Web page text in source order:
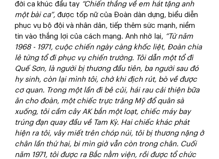
đời ca khúc đầu tay “Chiến thắng về em hát tặng anh
một bài ca”, được tốp nữ của Đoàn dàn dựng, biểu diễn
phục vụ bộ đội và nhân dân, tiếp thêm sức mạnh, niềm
tin vào thắng lợi của cách mạng. Anh nhớ lại, “Từ năm
1968 - 1971, cuộc chiến ngày càng khốc liệt, Đoàn chia
lẻ từng tổ đi phục vụ chiến trường. Tôi dẫn một tổ đi
Quế Sơn, là người bị thương đầu tiên, ba người sau đó
hy sinh, còn lại mình tôi, chờ khi địch rút, bò về được
cơ quan. Trong một lần đi bẻ củi, hái rau cải thiện bữa
ăn cho đoàn, một chiếc trực trăng Mỹ đổ quân sà
xuống, tôi cầm cây AK bắn một loạt, chiếc máy bay
trúng đạn quay đầu về Tam Kỳ. Hai chiếc khác phát
hiện ra tôi, vây miết trên chóp núi, tôi bị thương nặng ở
chân lần thứ hai, bi mìn giờ vẫn còn trong chân. Cuối
năm 1971, tôi được ra Bắc nằm viện, rồi được tổ chức